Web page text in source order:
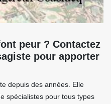
peur ? Contactez
pour apporter
depuis des années. Elle
spécialistes pour tous types